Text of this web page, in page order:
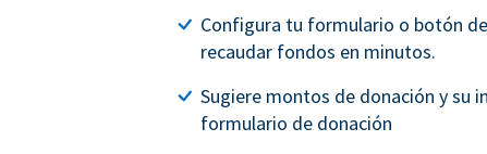
Configura tu formulario o botón
recaudar fondos en minutos.
Sugiere montos de donación y su
formulario de donación